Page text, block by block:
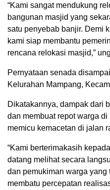
“Kami sangat mendukung
bangunan masjid yang
satu penyebab banjir. Demi
kami siap membantu
rencana relokasi masjid,”
Pernyataan senada
Kelurahan Mampang,
Dikatakannya, dampak dari
dan membuat repot warga
memicu kemacetan di jalan
“Kami berterimakasih
datang melihat secara
dan pemukiman warga
membatu percepatan